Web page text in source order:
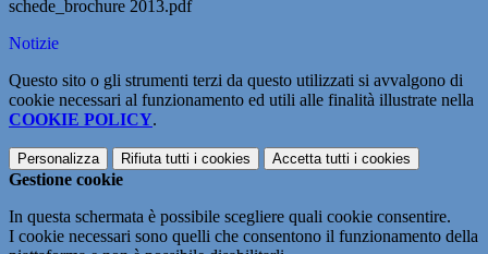
schede_brochure 2013.pdf
Notizie
Questo sito o gli strumenti terzi da questo utilizzati si avvalgono di
cookie necessari al funzionamento ed utili alle finalità illustrate nella
COOKIE POLICY.
Personalizza Rifiuta tutti i cookies Accetta tutti i cookies
Gestione cookie
In questa schermata è possibile scegliere quali cookie consentire.
I cookie necessari sono quelli che consentono il funzionamento della